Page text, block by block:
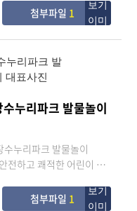
했다. 최훈식 군수는 취
수군수라는 막중한 책임
“장수의 발전을 위해 더
며 더 낮은 자세와 무거
했다. 그러면서 “민선8기
화 가능성을 확인한 시
의 삶 속에서 분명한 성과
뿌려야 한다”고 강조했
바라보고 말이 아닌 성과
함께 성장하는 군수’가
고한 신념을 가지고 ‘모
진행된 취임식 행사를 마
지를 중심으로 산림자원의
과 공급, ESG 경영 실천
하기 위해 추진됐다. 협약
산 선도산림경영단지 운
한상준 ㈜유니드비티플러
도산림경영단지는 계남
중인 산림경영 모델사업
을 투입해 조림과 숲가꾸
경영 기반을 구축하고 있
선도산림경영단지 내 목
산업 원료용 국산재의 안
다. 또한 ㈜유니드비티플
첨부파일 1
누리파크 발물놀이
수누리파크 발물놀이
전하고 쾌적한 어린이 놀
시설 관리 상태를 점검하
첨부파일 1